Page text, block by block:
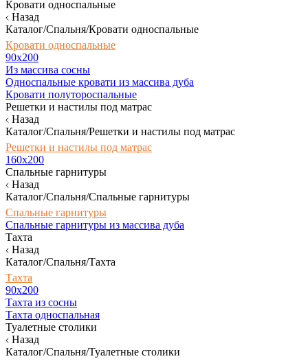
Кровати односпальные
Назад
Каталог/Спальня/Кровати односпальные
Кровати односпальные
90х200
Из массива сосны
Односпальные кровати из массива дуба
Кровати полутороспальные
Решетки и настилы под матрас
Назад
Каталог/Спальня/Решетки и настилы под матрас
Решетки и настилы под матрас
160х200
Спальные гарнитуры
Назад
Каталог/Спальня/Спальные гарнитуры
Спальные гарнитуры
Спальные гарнитуры из массива дуба
Тахта
Назад
Каталог/Спальня/Тахта
Тахта
90х200
Тахта из сосны
Тахта односпальная
Туалетные столики
Назад
Каталог/Спальня/Туалетные столики